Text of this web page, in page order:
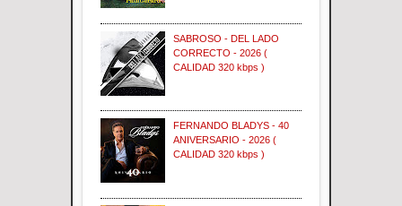
SABROSO - DEL LADO
CORRECTO - 2026 (
CALIDAD 320 kbps )
FERNANDO BLADYS - 40
ANIVERSARIO - 2026 (
CALIDAD 320 kbps )